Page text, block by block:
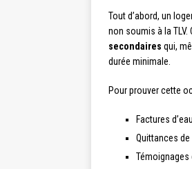
Tout d’abord, un
non soumis à la
secondaires qui,
durée minimale.
Pour prouver cette
Factures
Quittances
Témoignages